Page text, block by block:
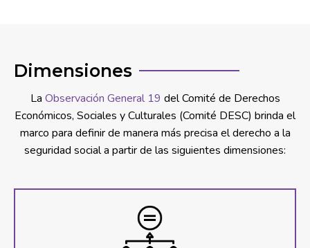
Dimensiones
La Observación General 19 del Comité de Derechos
Económicos, Sociales y Culturales (Comité DESC) brinda el
marco para definir de manera más precisa el derecho a la
seguridad social a partir de las siguientes dimensiones: